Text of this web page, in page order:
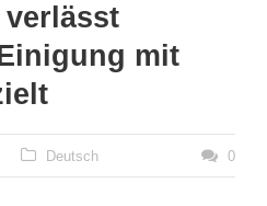
mit
Deutsch 0